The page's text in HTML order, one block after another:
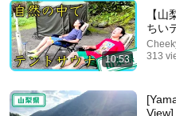
7 Western Hygiene
People — Stop Doing
Inside Japan Living 243K
10:53
【
ちい
313